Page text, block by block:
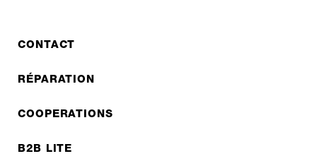
CONTACT
RÉPARATION
COOPERATIONS
B2B LITE